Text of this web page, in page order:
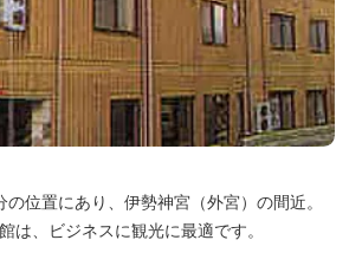
位置にあり、伊勢神宮（外宮）の間近。
は、ビジネスに観光に最適です。